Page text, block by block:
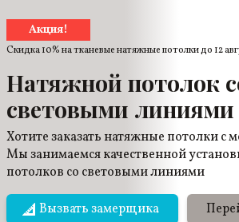
Акция!
Скидка 10% на тканевые натяжные потолки до 12
Натяжной потолок
световыми линиями
Хотите заказать натяжные потолки с
Мы занимаемся качественной
потолков со световыми линиями
Вызвать замерщика